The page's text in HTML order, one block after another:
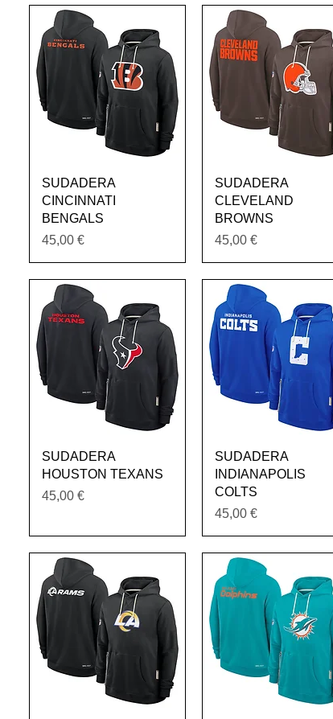
Vista rápida
SUDADERA
CINCINNATI
BENGALS
Precio
45,00 €
Vista rápida
SUDADERA
CLEVELAND
BROWNS
Precio
45,00 €
Vista rápida
SUDADERA
HOUSTON TEXANS
Precio
45,00 €
Vista rápida
SUDADERA
INDIANAPOLIS
COLTS
Precio
45,00 €